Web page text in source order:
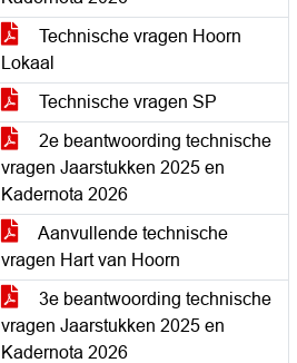
Technische vragen Hoorn
Lokaal
Technische vragen SP
2e beantwoording technische
vragen Jaarstukken 2025 en
Kadernota 2026
Aanvullende technische
vragen Hart van Hoorn
3e beantwoording technische
vragen Jaarstukken 2025 en
Kadernota 2026